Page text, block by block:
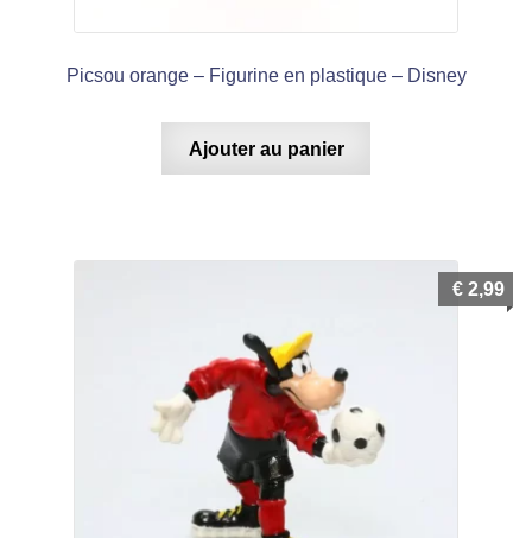
Picsou orange – Figurine en plastique – Disney
Ajouter au panier
€ 2,99